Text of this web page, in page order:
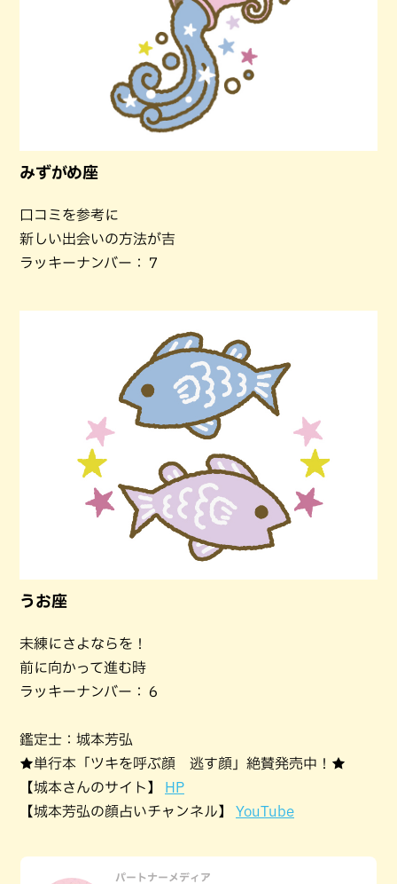
みずがめ座
口コミを参考に
新しい出会いの方法が吉
ラッキーナンバー：７
うお座
未練にさよならを！
前に向かって進む時
ラッキーナンバー：６
鑑定士：城本芳弘
★単行本「ツキを呼ぶ顔 逃す顔」絶賛発売中！★
【城本さんのサイト】
HP
【城本芳弘の顔占いチャンネル】 YouTube
パートナーメディア